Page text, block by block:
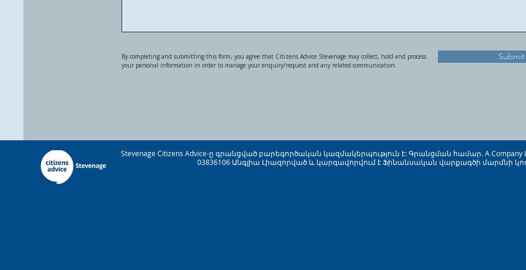
By completing and submitting this form, you agree that Citizens Advice Stevenage may collect, hold and process
your personal information in order to manage your enquiry/request and any related communication.
Submit
Stevenage Citizens Advice-ը գրանցված բարեգործական կազմակերպություն է: Գրանցման համար. A Company
03836106 Անգլիա Լիազորված և կարգավորվում է Ֆինանսական վարքագծի մարմնի